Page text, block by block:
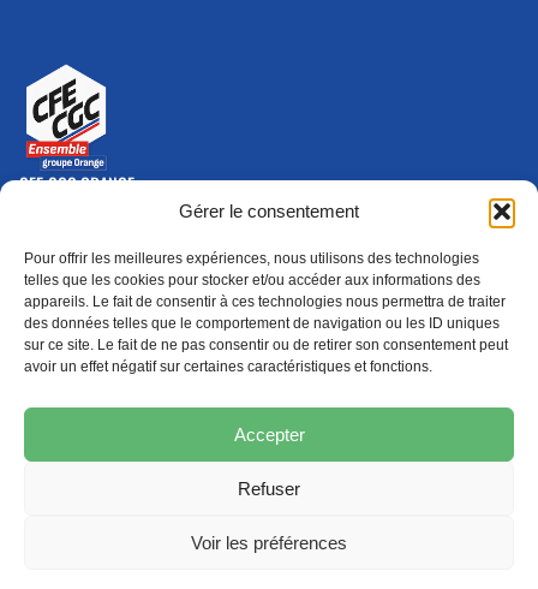
Gérer le consentement
Pour offrir les meilleures expériences, nous utilisons des technologies
telles que les cookies pour stocker et/ou accéder aux informations des
appareils. Le fait de consentir à ces technologies nous permettra de traiter
des données telles que le comportement de navigation ou les ID uniques
sur ce site. Le fait de ne pas consentir ou de retirer son consentement peut
avoir un effet négatif sur certaines caractéristiques et fonctions.
Accepter
Refuser
Voir les préférences
CFE-CGC ORANGE
10-12 rue Saint Amand, 75015 Paris Cedex 15
Nous contacter
01 46 79 28 74
S'ABONNER(NOUVELLE FENÊTRE)
ADHÉRER
Épargne
(nouvelle fenêtre) Formation
(nouvelle fenêtre)
POLITIQUE DE COOKIES